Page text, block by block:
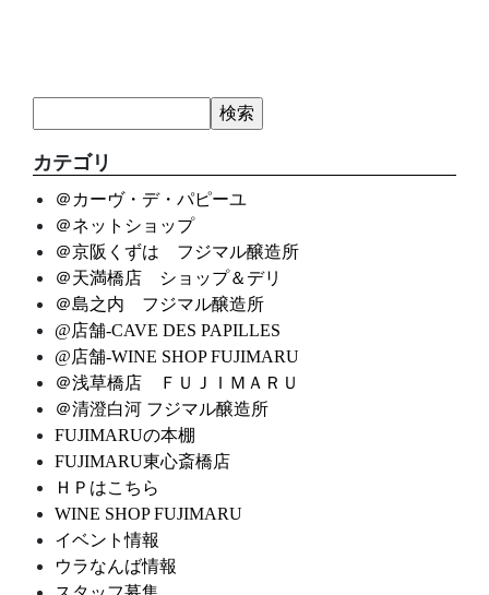
カテゴリ
＠カーヴ・デ・パピーユ
＠ネットショップ
＠京阪くずは フジマル醸造所
＠天満橋店 ショップ＆デリ
＠島之内 フジマル醸造所
@店舗-CAVE DES PAPILLES
@店舗-WINE SHOP FUJIMARU
＠浅草橋店 ＦＵＪＩＭＡＲＵ
＠清澄白河 フジマル醸造所
FUJIMARUの本棚
FUJIMARU東心斎橋店
ＨＰはこちら
WINE SHOP FUJIMARU
イベント情報
ウラなんば情報